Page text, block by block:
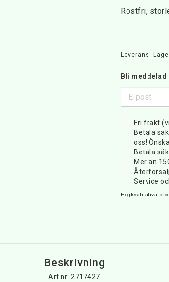
Lägg till
Rostfri,
Leverans:
Bli meddelad
Fri frakt
Betala
oss!
Betala
Mer än
Service
Högkvalitativa
Beskrivning
Art.nr: 2717427